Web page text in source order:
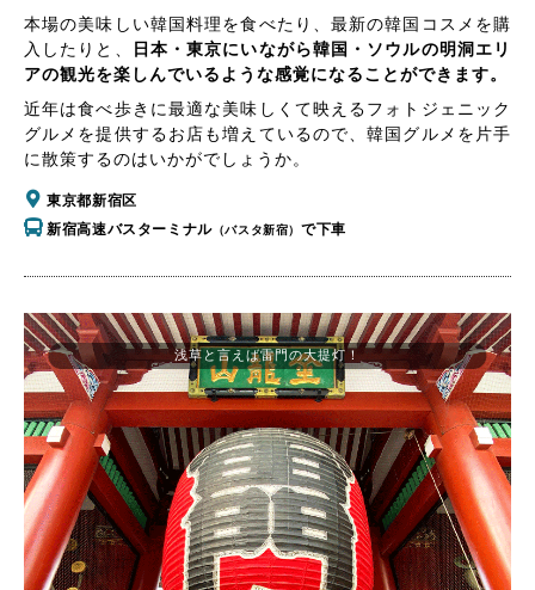
本場の美味しい韓国料理を食べたり、最新の韓国コスメを購
入したりと、
日本・東京にいながら韓国・ソウルの明洞エリ
アの観光を楽しんでいるような感覚になることができます。
近年は食べ歩きに最適な美味しくて映えるフォトジェニック
グルメを提供するお店も増えているので、韓国グルメを片手
に散策するのはいかがでしょうか。
東京都新宿区
新宿高速バスターミナル（バスタ新宿） で下車
浅草と言えば雷門の大提灯！